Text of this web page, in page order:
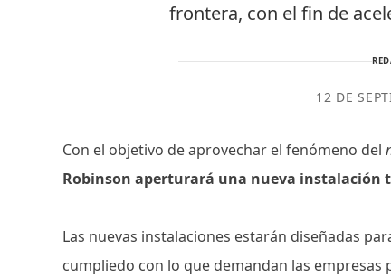
frontera, con el fin de
12 DE
Con el objetivo de aprovechar el fenómeno del
Robinson aperturará una nueva instalación
Las nuevas instalaciones estarán diseñadas
cumpliedo con lo que demandan las